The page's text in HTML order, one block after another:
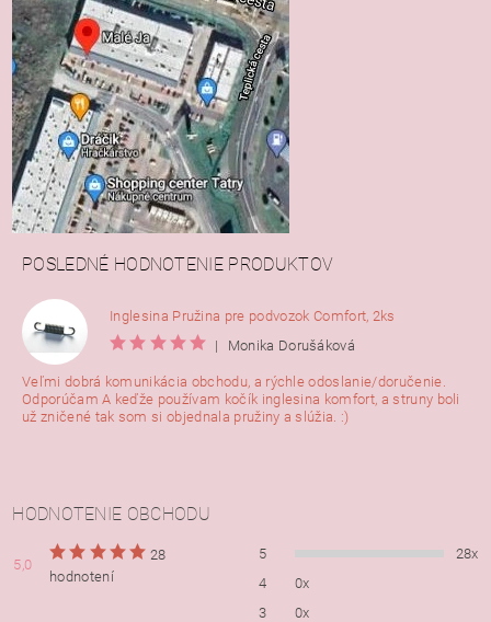
POSLEDNÉ HODNOTENIE PRODUKTOV
Inglesina Pružina pre podvozok Comfort, 2ks
|
Monika Dorušáková
Veľmi dobrá komunikácia obchodu, a rýchle odoslanie/doručenie.
Odporúčam A keďže používam kočík inglesina komfort, a struny boli
už zničené tak som si objednala pružiny a slúžia. :)
HODNOTENIE OBCHODU
5,0
28
hodnotení
5
28x
4
0x
3
0x